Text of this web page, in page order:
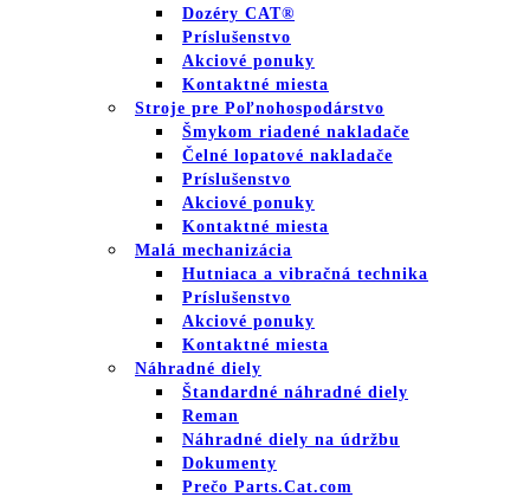
Dozéry CAT®
Príslušenstvo
Akciové ponuky
Kontaktné miesta
Stroje pre Poľnohospodárstvo
Šmykom riadené nakladače
Čelné lopatové nakladače
Príslušenstvo
Akciové ponuky
Kontaktné miesta
Malá mechanizácia
Hutniaca a vibračná technika
Príslušenstvo
Akciové ponuky
Kontaktné miesta
Náhradné diely
Štandardné náhradné diely
Reman
Náhradné diely na údržbu
Dokumenty
Prečo Parts.Cat.com